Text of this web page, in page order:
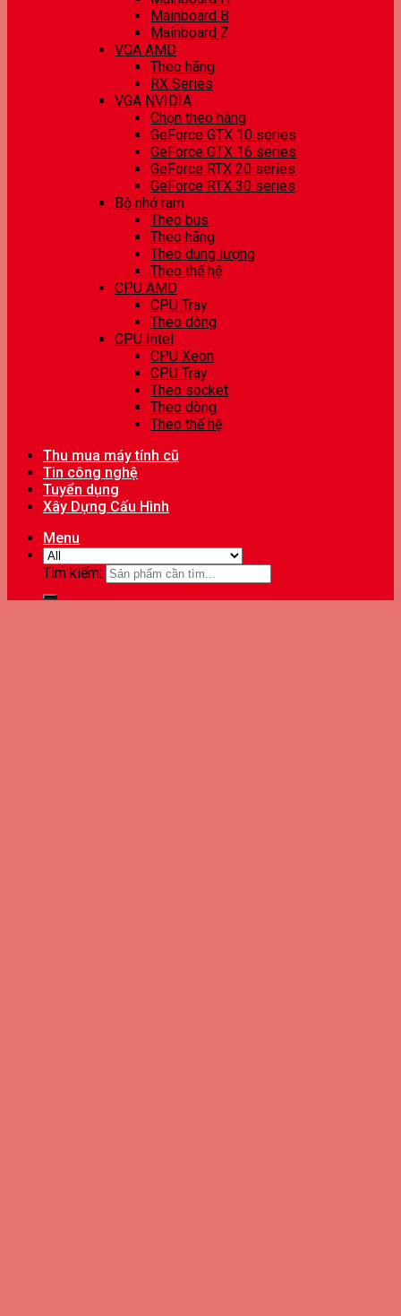
Mainboard B
Mainboard Z
VGA AMD
Theo hãng
RX Series
VGA NVIDIA
Chọn theo hãng
GeForce GTX 10 series
GeForce GTX 16 series
GeForce RTX 20 series
GeForce RTX 30 series
Bộ nhớ ram
Theo bus
Theo hãng
Theo dung lượng
Theo thế hệ
CPU AMD
CPU Tray
Theo dòng
CPU Intel
CPU Xeon
CPU Tray
Theo socket
Theo dòng
Theo thế hệ
Thu mua máy tính cũ
Tin công nghệ
Tuyển dụng
Xây Dựng Cấu Hình
Menu
Tìm kiếm: